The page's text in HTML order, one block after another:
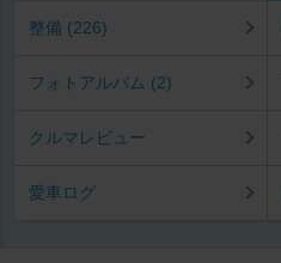
整備 (226)
フォトアルバム (2)
クルマレビュー
愛車ログ